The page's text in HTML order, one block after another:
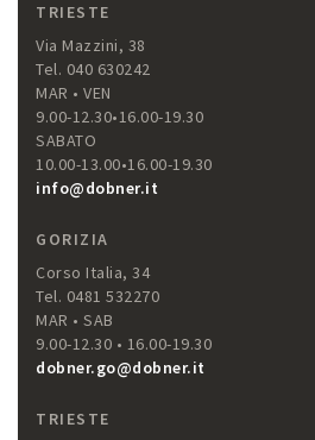
TRIESTE
Via Mazzini, 38
Tel. 040 630242
MAR • VEN
9.00-12.30•16.00-19.30
SABATO
10.00-13.00•16.00-19.30
info@dobner.it
GORIZIA
Corso Italia, 34
Tel. 0481 532270
MAR • SAB
9.00-12.30 • 16.00-19.30
dobner.go@dobner.it
TRIESTE